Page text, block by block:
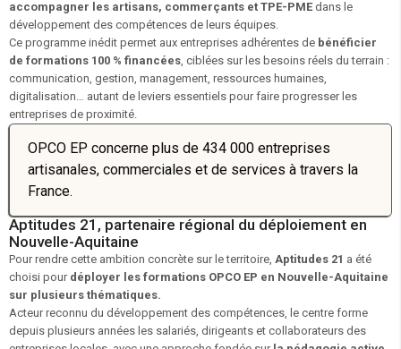
accompagner les artisans, commerçants et TPE-PME dans le
développement des compétences de leurs équipes.
Ce programme inédit permet aux entreprises adhérentes de bénéficier
de formations 100 % financées, ciblées sur les besoins réels du terrain :
communication, gestion, management, ressources humaines,
digitalisation… autant de leviers essentiels pour faire progresser les
entreprises de proximité.
OPCO EP concerne plus de 434 000 entreprises
artisanales, commerciales et de services à travers la
France.
Aptitudes 21, partenaire régional du déploiement en
Nouvelle-Aquitaine
Pour rendre cette ambition concrète sur le territoire, Aptitudes 21 a été
choisi pour déployer les formations OPCO EP en Nouvelle-Aquitaine
sur plusieurs thématiques.
Acteur reconnu du développement des compétences, le centre forme
depuis plusieurs années les salariés, dirigeants et collaborateurs des